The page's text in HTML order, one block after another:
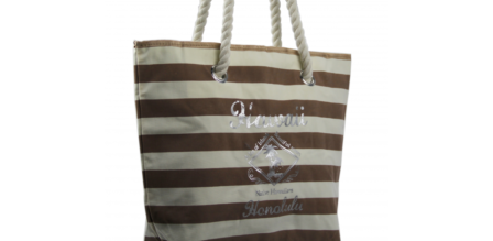
Drobinis paplūdimio krepšys